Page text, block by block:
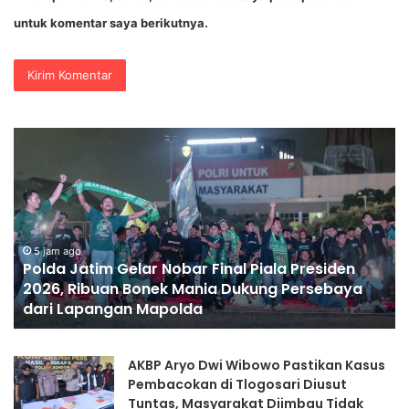
untuk komentar saya berikutnya.
Gelar
Nobar
Final
Piala
Presiden
2026,
Ribuan
Bonek
Mania
Persebaya
dari
Lapangan
5 jam ago
Polda Jatim Gelar Nobar Final Piala Presiden
2026, Ribuan Bonek Mania Dukung Persebaya
dari Lapangan Mapolda
RI
AKBP Aryo Dwi Wibowo Pastikan Kasus
Pembacokan di Tlogosari Diusut
Tuntas, Masyarakat Diimbau Tidak